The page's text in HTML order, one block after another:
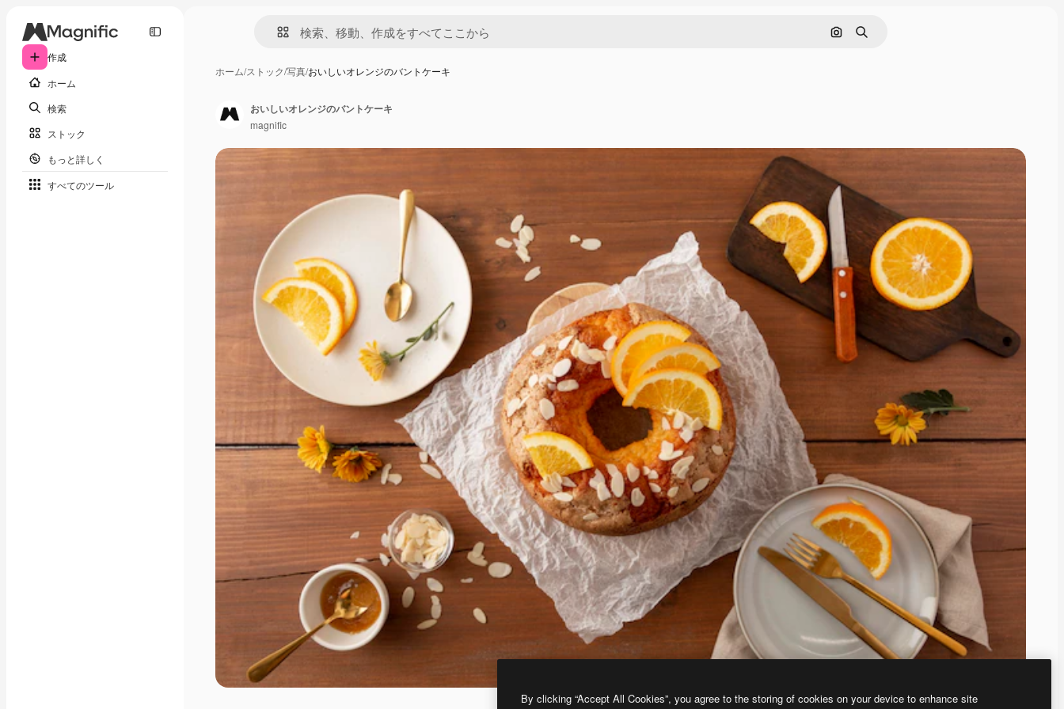
作成
ホーム
検索
ストック
もっと詳しく
すべてのツール
画像で検索
検索
ホーム/ストック/写真/おいしいオレンジのバントケーキ
おいしいオレンジのバントケーキ
magnific
By clicking “Accept All Cookies”, you agree to the storing of cookies on your device to enhance site